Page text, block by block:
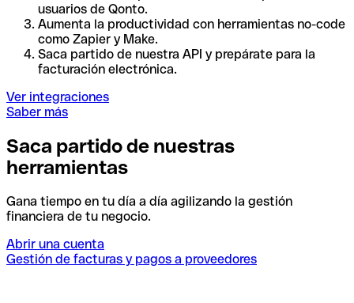
usuarios de Qonto.
Aumenta la productividad con herramientas no-code
como Zapier y Make.
Saca partido de nuestra API y prepárate para la
facturación electrónica.
Ver integraciones
Saber más
Saca partido de nuestras
herramientas
Gana tiempo en tu día a día agilizando la gestión
financiera de tu negocio.
Abrir una cuenta
Gestión de facturas y pagos a proveedores